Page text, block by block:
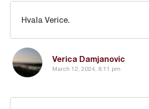
Verica Damjanovic
March 12, 2024, 8:11 pm
Hvala Verice.